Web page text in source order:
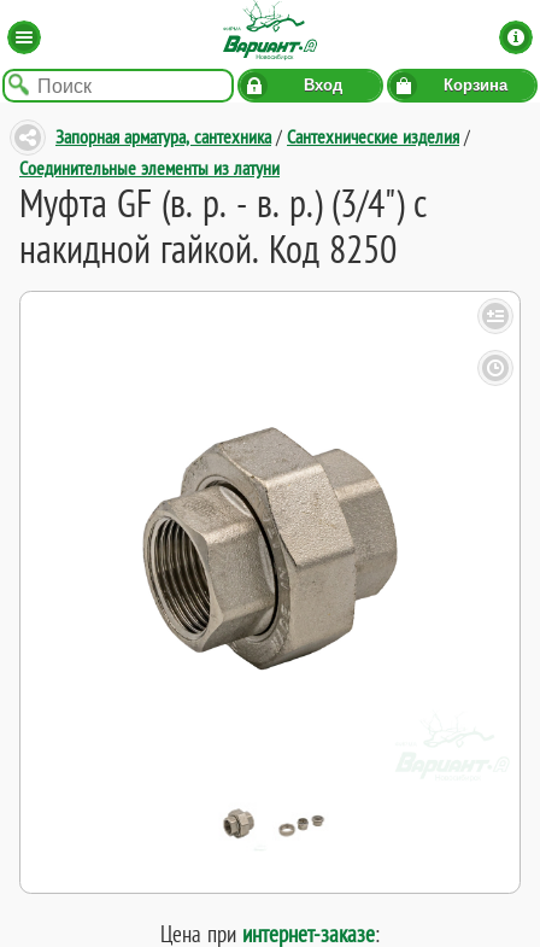
Вход Корзина
Запорная арматура, сантехника/ Сантехнические изделия /
Соединительные элементы из латуни
Муфта GF (в. р. - в. р.) (3/4") с
накидной гайкой. Код 8250
Цена при интернет-заказе: